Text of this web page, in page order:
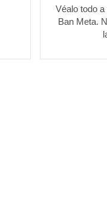
Véalo todo
Ban Meta.